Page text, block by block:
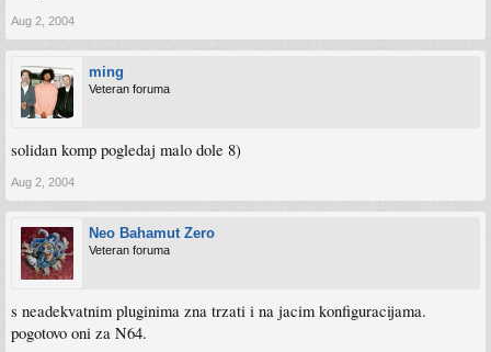
Aug 2, 2004
ming
Veteran foruma
solidan komp pogledaj malo dole 8)
Aug 2, 2004
Neo Bahamut Zero
Veteran foruma
s neadekvatnim pluginima zna trzati i na jacim konfiguracijama.
pogotovo oni za N64.